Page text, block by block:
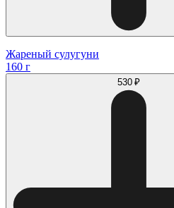
Жареный сулугуни
160 г
530 ₽